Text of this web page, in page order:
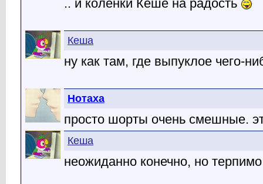
.. и коленки Кеше на радость
Кеша
ну как там, где выпуклое чего-
Нотаха
просто шорты очень смешные.
Кеша
неожиданно конечно, но